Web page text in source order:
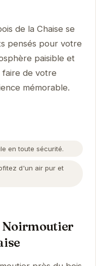
de la Chaise se
pensés pour votre
paisible et
faire de votre
mémorable.
en toute sécurité.
d'un air pur et
Noirmoutier